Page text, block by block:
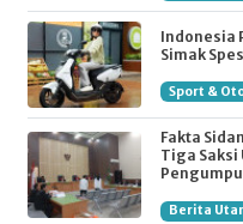
Indonesia
Simak
Sport &
Fakta
Tiga Saksi
Berita